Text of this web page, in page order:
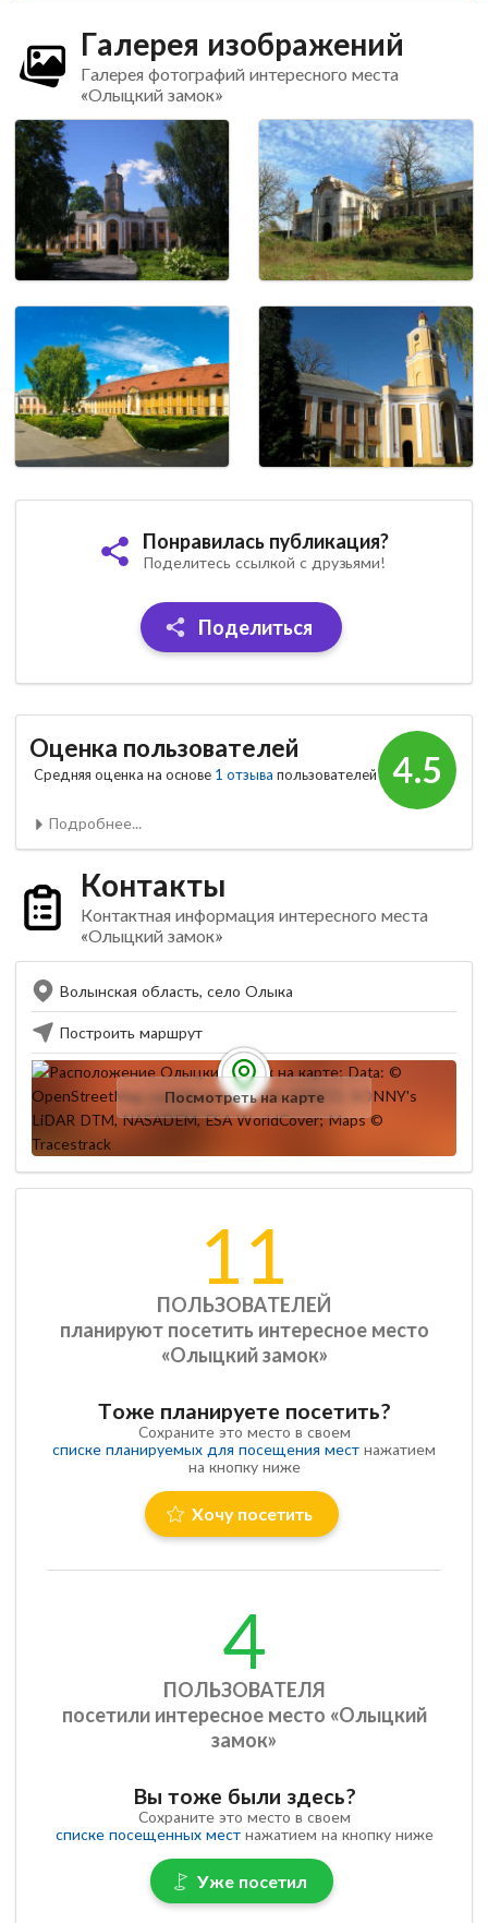
Галерея изображений
Галерея фотографий интересного места
«Олыцкий замок»
Понравилась публикация?
Поделитесь ссылкой с друзьями!
Поделиться
4.5
Оценка пользователей
Средняя оценка на основе 1 отзыва пользователей
Подробнее...
Контакты
Контактная информация интересного места
«Олыцкий замок»
Волынская область, село Олыка
Построить маршрут
Посмотреть на карте
11
ПОЛЬЗОВАТЕЛЕЙ
планируют посетить интересное место
«Олыцкий замок»
Тоже планируете посетить?
Сохраните это место в своем
списке планируемых для посещения мест нажатием
на кнопку ниже
Хочу посетить
4
ПОЛЬЗОВАТЕЛЯ
посетили интересное место «Олыцкий
замок»
Вы тоже были здесь?
Сохраните это место в своем
списке посещенных местнажатием на кнопку ниже
Уже посетил